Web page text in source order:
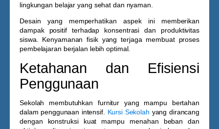
lingkungan belajar yang sehat dan nyaman.
Desain yang memperhatikan aspek ini memberikan
dampak positif terhadap konsentrasi dan produktivitas
siswa. Kenyamanan fisik yang terjaga membuat proses
pembelajaran berjalan lebih optimal.
Ketahanan dan Efisiensi
Penggunaan
Sekolah membutuhkan furnitur yang mampu bertahan
dalam penggunaan intensif. Kursi Sekolah yang dirancang
dengan konstruksi kuat mampu menahan beban dan